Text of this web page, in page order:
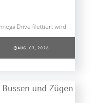
Drive filettiert wird
AUG. 07, 2026